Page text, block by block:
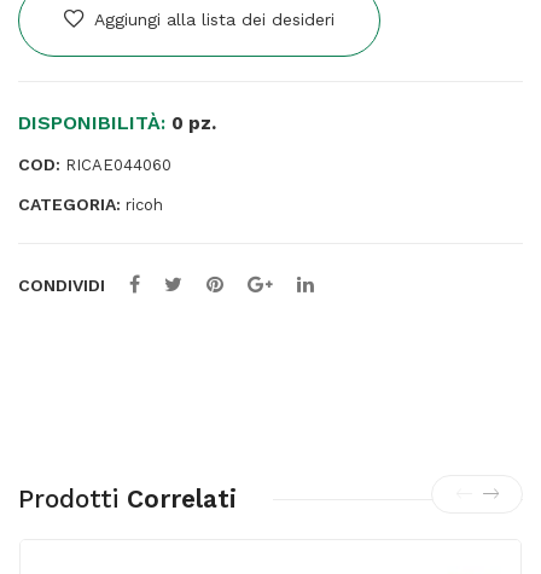
PAWLSAggiungi alla lista dei desideri
DISPONIBILITÀ: 0 pz.
COD: RICAE044060
CATEGORIA: ricoh
CONDIVIDI
Prodotti Correlati